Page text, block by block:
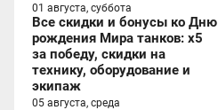
01 августа, суббота
Все скидки и бонусы ко Дню
рождения Мира танков: x5
за победу, скидки на
технику, оборудование и
экипаж
05 августа, среда